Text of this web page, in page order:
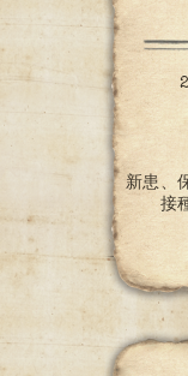
新患、
接